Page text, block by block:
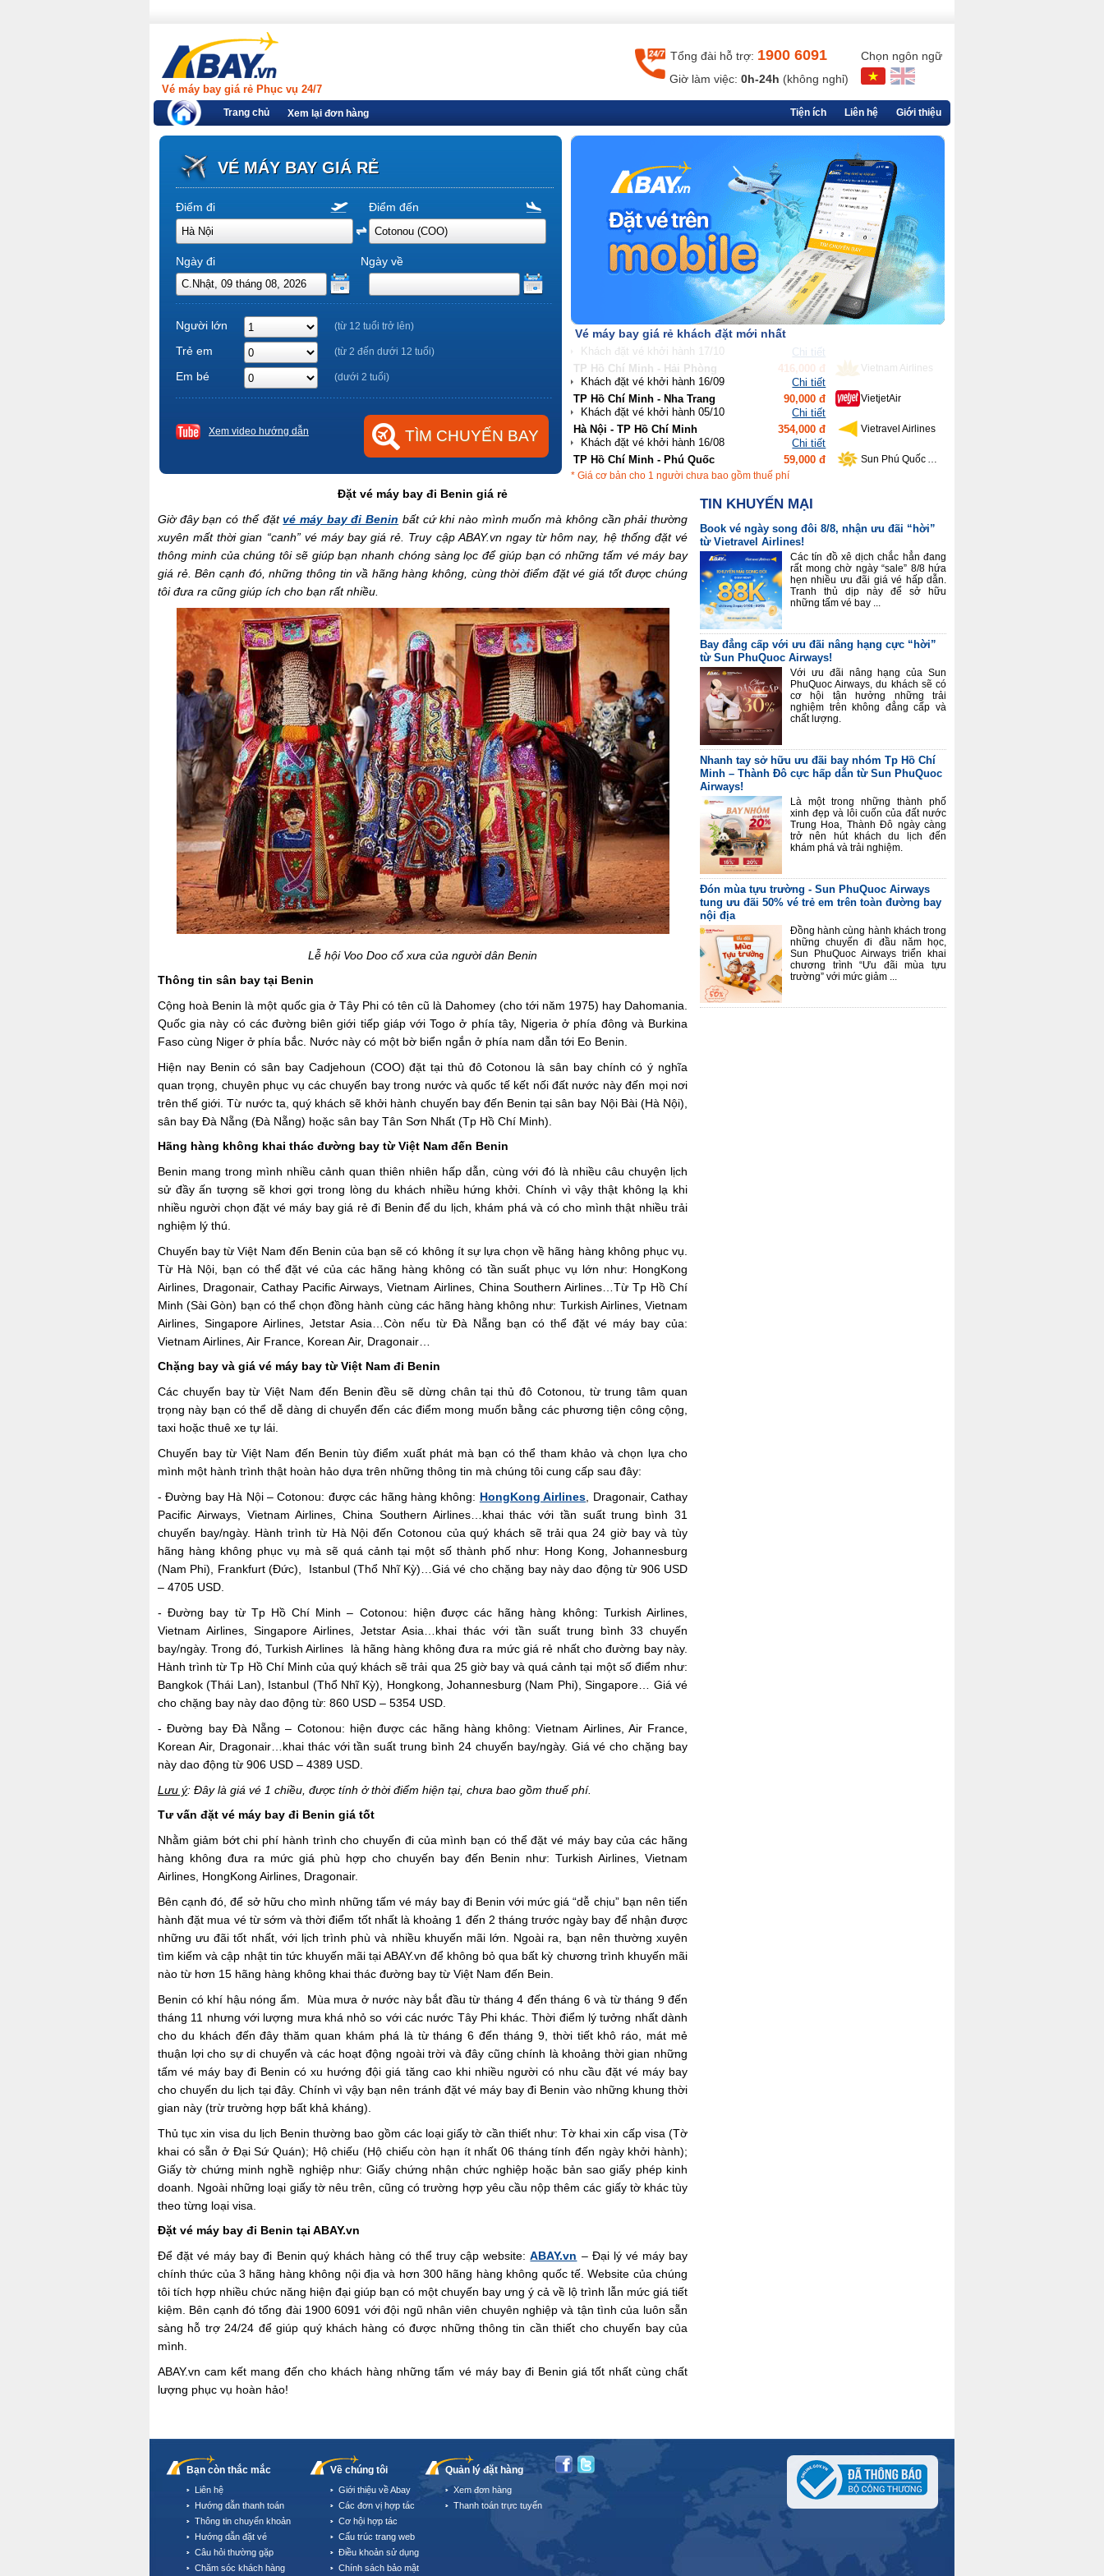
Vé máy bay giá rẻ Phục vụ 24/7
Tổng đài hỗ trợ: 1900 6091
Giờ làm việc: 0h-24h (không nghỉ)
Chọn ngôn ngữ
Trang chủ Xem lại đơn hàng Giới thiệu
Liên hệ
Tiện ích
VÉ MÁY BAY GIÁ RẺ
Điểm đi Điểm đến
Ngày đi Ngày về
Người lớn (từ 12 tuổi trở lên)
Trẻ em (từ 2 đến dưới 12 tuổi)
Em bé (dưới 2 tuổi)
Xem video hướng dẫn
Vé máy bay giá rẻ khách đặt mới nhất
TP Hồ Chí Minh - Nha Trang 90,000 đ
Chi tiết
VietjetAir
Hà Nội - TP Hồ Chí Minh 354,000 đ
Chi tiết
Vietravel Airlines
TP Hồ Chí Minh - Phú Quốc 59,000 đ
Chi tiết
Sun Phú Quốc Airways
Hà Nội - Đà Nẵng 639,000 đ
Chi tiết
Bamboo Airways
* Giá cơ bản cho 1 người chưa bao gồm thuế phí
Đặt vé máy bay đi Benin giá rẻ
Giờ đây bạn có thể đặtvé máy bay đi Benin bất cứ khi nào mình muốn mà không cần phải thường
xuyên mất thời gian “canh” vé máy bay giá rẻ. Truy cập ABAY.vn ngay từ hôm nay, hệ thống đặt vé
thông minh của chúng tôi sẽ giúp bạn nhanh chóng sàng lọc để giúp bạn có những tấm vé máy bay
giá rẻ. Bên cạnh đó, những thông tin vầ hãng hàng không, cùng thời điểm đặt vé giá tốt được chúng
tôi đưa ra cũng giúp ích cho bạn rất nhiều.
Lễ hội Voo Doo cổ xưa của người dân Benin
Thông tin sân bay tại Benin
Cộng hoà Benin là một quốc gia ở Tây Phi có tên cũ là Dahomey (cho tới năm 1975) hay Dahomania.
Quốc gia này có các đường biên giới tiếp giáp với Togo ở phía tây, Nigeria ở phía đông và Burkina
Faso cùng Niger ở phía bắc. Nước này có một bờ biển ngắn ở phía nam dẫn tới Eo Benin.
Hiện nay Benin có sân bay Cadjehoun (COO) đặt tại thủ đô Cotonou là sân bay chính có ý nghĩa
quan trọng, chuyên phục vụ các chuyến bay trong nước và quốc tế kết nối đất nước này đến mọi nơi
trên thế giới. Từ nước ta, quý khách sẽ khởi hành chuyến bay đến Benin tại sân bay Nội Bài (Hà Nội),
sân bay Đà Nẵng (Đà Nẵng) hoặc sân bay Tân Sơn Nhất (Tp Hồ Chí Minh).
Hãng hàng không khai thác đường bay từ Việt Nam đến Benin
Benin mang trong mình nhiều cảnh quan thiên nhiên hấp dẫn, cùng với đó là nhiều câu chuyện lịch
sử đầy ấn tượng sẽ khơi gợi trong lòng du khách nhiều hứng khởi. Chính vì vậy thật không lạ khi
nhiều người chọn đặt vé máy bay giá rẻ đi Benin để du lịch, khám phá và có cho mình thật nhiều trải
nghiệm lý thú.
Chuyến bay từ Việt Nam đến Benin của bạn sẽ có không ít sự lựa chọn về hãng hàng không phục vụ.
Từ Hà Nội, bạn có thể đặt vé của các hãng hàng không có tần suất phục vụ lớn như: HongKong
Airlines, Dragonair, Cathay Pacific Airways, Vietnam Airlines, China Southern Airlines…Từ Tp Hồ Chí
Minh (Sài Gòn) bạn có thể chọn đồng hành cùng các hãng hàng không như: Turkish Airlines, Vietnam
Airlines, Singapore Airlines, Jetstar Asia…Còn nếu từ Đà Nẵng bạn có thể đặt vé máy bay của:
Vietnam Airlines, Air France, Korean Air, Dragonair…
Chặng bay và giá vé máy bay từ Việt Nam đi Benin
Các chuyến bay từ Việt Nam đến Benin đều sẽ dừng chân tại thủ đô Cotonou, từ trung tâm quan
trọng này bạn có thể dễ dàng di chuyển đến các điểm mong muốn bằng các phương tiện công cộng,
taxi hoặc thuê xe tự lái.
Chuyến bay từ Việt Nam đến Benin tùy điểm xuất phát mà bạn có thể tham khảo và chọn lựa cho
mình một hành trình thật hoàn hảo dựa trên những thông tin mà chúng tôi cung cấp sau đây:
- Đường bay Hà Nội – Cotonou: được các hãng hàng không: HongKong Airlines , Dragonair, Cathay
Pacific Airways, Vietnam Airlines, China Southern Airlines…khai thác với tần suất trung bình 31
chuyến bay/ngày. Hành trình từ Hà Nội đến Cotonou của quý khách sẽ trải qua 24 giờ bay và tùy
hãng hàng không phục vụ mà sẽ quá cảnh tại một số thành phố như: Hong Kong, Johannesburg
(Nam Phi), Frankfurt (Đức), Istanbul (Thổ Nhĩ Kỳ)…Giá vé cho chặng bay này dao động từ 906 USD
– 4705 USD.
- Đường bay từ Tp Hồ Chí Minh – Cotonou: hiện được các hãng hàng không: Turkish Airlines,
Vietnam Airlines, Singapore Airlines, Jetstar Asia…khai thác với tần suất trung bình 33 chuyến
bay/ngày. Trong đó, Turkish Airlines là hãng hàng không đưa ra mức giá rẻ nhất cho đường bay này.
Hành trình từ Tp Hồ Chí Minh của quý khách sẽ trải qua 25 giờ bay và quá cảnh tại một số điểm như:
Bangkok (Thái Lan), Istanbul (Thổ Nhĩ Kỳ), Hongkong, Johannesburg (Nam Phi), Singapore… Giá vé
cho chặng bay này dao động từ: 860 USD – 5354 USD.
- Đường bay Đà Nẵng – Cotonou: hiện được các hãng hàng không: Vietnam Airlines, Air France,
Korean Air, Dragonair…khai thác với tần suất trung bình 24 chuyến bay/ngày. Giá vé cho chặng bay
này dao động từ 906 USD – 4389 USD.
Lưu ý: Đây là giá vé 1 chiều, được tính ở thời điểm hiện tại, chưa bao gồm thuế phí.
Tư vấn đặt vé máy bay đi Benin giá tốt
Nhằm giảm bớt chi phí hành trình cho chuyến đi của mình bạn có thể đặt vé máy bay của các hãng
hàng không đưa ra mức giá phù hợp cho chuyến bay đến Benin như: Turkish Airlines, Vietnam
Airlines, HongKong Airlines, Dragonair.
Bên cạnh đó, để sở hữu cho mình những tấm vé máy bay đi Benin với mức giá “dễ chịu” bạn nên tiến
hành đặt mua vé từ sớm và thời điểm tốt nhất là khoảng 1 đến 2 tháng trước ngày bay để nhận được
những ưu đãi tốt nhất, với lịch trình phù và nhiều khuyến mãi lớn. Ngoài ra, bạn nên thường xuyên
tìm kiếm và cập nhật tin tức khuyến mãi tại ABAY.vn để không bỏ qua bất kỳ chương trình khuyến mãi
nào từ hơn 15 hãng hàng không khai thác đường bay từ Việt Nam đến Bein.
Benin có khí hậu nóng ẩm. Mùa mưa ở nước này bắt đầu từ tháng 4 đến tháng 6 và từ tháng 9 đến
tháng 11 nhưng với lượng mưa khá nhỏ so với các nước Tây Phi khác. Thời điểm lý tưởng nhất dành
cho du khách đến đây thăm quan khám phá là từ tháng 6 đến tháng 9, thời tiết khô ráo, mát mẻ
thuận lợi cho sự di chuyển và các hoạt động ngoài trời và đây cũng chính là khoảng thời gian những
tấm vé máy bay đi Benin có xu hướng đội giá tăng cao khi nhiều người có nhu cầu đặt vé máy bay
cho chuyến du lịch tại đây. Chính vì vậy bạn nên tránh đặt vé máy bay đi Benin vào những khung thời
gian này (trừ trường hợp bất khả kháng).
Thủ tục xin visa du lịch Benin thường bao gồm các loại giấy tờ cần thiết như: Tờ khai xin cấp visa (Tờ
khai có sẵn ở Đại Sứ Quán); Hộ chiếu (Hộ chiếu còn hạn ít nhất 06 tháng tính đến ngày khởi hành);
Giấy tờ chứng minh nghề nghiệp như: Giấy chứng nhận chức nghiệp hoặc bản sao giấy phép kinh
doanh. Ngoài những loại giấy tờ nêu trên, cũng có trường hợp yêu cầu nộp thêm các giấy tờ khác tùy
theo từng loại visa.
Đặt vé máy bay đi Benin tại ABAY.vn
Để đặt vé máy bay đi Benin quý khách hàng có thể truy cập website:ABAY.vn – Đại lý vé máy bay
chính thức của 3 hãng hàng không nội địa và hơn 300 hãng hàng không quốc tế. Website của chúng
tôi tích hợp nhiều chức năng hiện đại giúp bạn có một chuyến bay ưng ý cả về lộ trình lẫn mức giá tiết
kiệm. Bên cạnh đó tổng đài 1900 6091 với đội ngũ nhân viên chuyên nghiệp và tận tình của luôn sẵn
sàng hỗ trợ 24/24 để giúp quý khách hàng có được những thông tin cần thiết cho chuyến bay của
mình.
ABAY.vn cam kết mang đến cho khách hàng những tấm vé máy bay đi Benin giá tốt nhất cùng chất
lượng phục vụ hoàn hảo!
TIN KHUYẾN MẠI
Book vé ngày song đôi 8/8, nhận ưu đãi “hời”
từ Vietravel Airlines!
Các tín đồ xê dịch chắc hẳn đang
rất mong chờ ngày “sale” 8/8 hứa
hẹn nhiều ưu đãi giá vé hấp dẫn.
Tranh thủ dịp này để sở hữu
những tấm vé bay ...
Bay đẳng cấp với ưu đãi nâng hạng cực “hời”
từ Sun PhuQuoc Airways!
Với ưu đãi nâng hạng của Sun
PhuQuoc Airways, du khách sẽ có
cơ hội tận hưởng những trải
nghiệm trên không đẳng cấp và
chất lượng.
Nhanh tay sở hữu ưu đãi bay nhóm Tp Hồ Chí
Minh – Thành Đô cực hấp dẫn từ Sun PhuQuoc
Airways!
Là một trong những thành phố
xinh đẹp và lôi cuốn của đất nước
Trung Hoa, Thành Đô ngày càng
trở nên hút khách du lịch đến
khám phá và trải nghiệm.
Đón mùa tựu trường - Sun PhuQuoc Airways
tung ưu đãi 50% vé trẻ em trên toàn đường bay
nội địa
Đồng hành cùng hành khách trong
những chuyến đi đầu năm học,
Sun PhuQuoc Airways triển khai
chương trình “Ưu đãi mùa tựu
trường” với mức giảm ...
Bạn còn thắc mắc
Liên hệ
Hướng dẫn thanh toán
Thông tin chuyển khoản
Hướng dẫn đặt vé
Câu hỏi thường gặp
Chăm sóc khách hàng
Về chúng tôi
Giới thiệu về Abay
Các đơn vị hợp tác
Cơ hội hợp tác
Cấu trúc trang web
Điều khoản sử dụng
Chính sách bảo mật
Quản lý đặt hàng
Xem đơn hàng
Thanh toán trực tuyến